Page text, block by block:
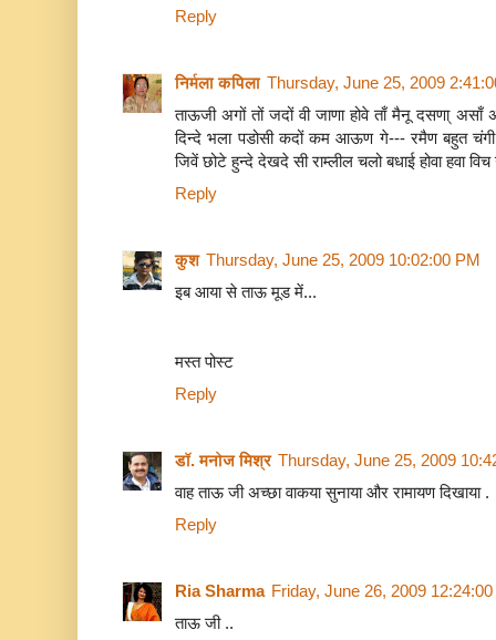
Reply
निर्मला कपिला Thursday, June 25, 2009
ताऊजी अगों तों जदों वी जाणा होवे ताँ मैनू दसणा्
दिन्दे भला पडोसी कदों कम आऊण गे--- रमैण बहुत
जिवें छोटे हुन्दे देखदे सी राम्लील चलो बधाई होवा हवा
Reply
कुश Thursday, June 25, 2009 10:02:00 PM
इब आया से ताऊ मूड में...
मस्त पोस्ट
Reply
डॉ. मनोज मिश्र Thursday, June 25, 2009
वाह ताऊ जी अच्छा वाकया सुनाया और रामायण दिखाया .
Reply
Ria Sharma Friday, June 26, 2009
ताऊ जी ..